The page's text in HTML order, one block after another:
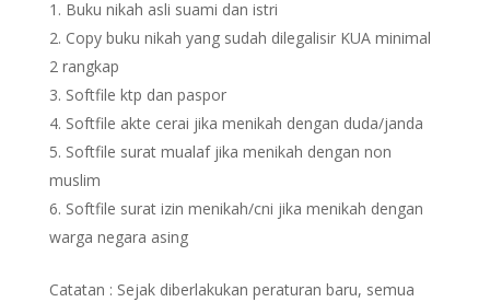
Buku nikah asli suami dan istri
Copy buku nikah yang sudah dilegalisir KUA minimal
2 rangkap
Softfile ktp dan paspor
Softfile akte cerai jika menikah dengan duda/janda
Softfile surat mualaf jika menikah dengan non
muslim
Softfile surat izin menikah/cni jika menikah dengan
warga negara asing
Catatan : Sejak diberlakukan peraturan baru, semua